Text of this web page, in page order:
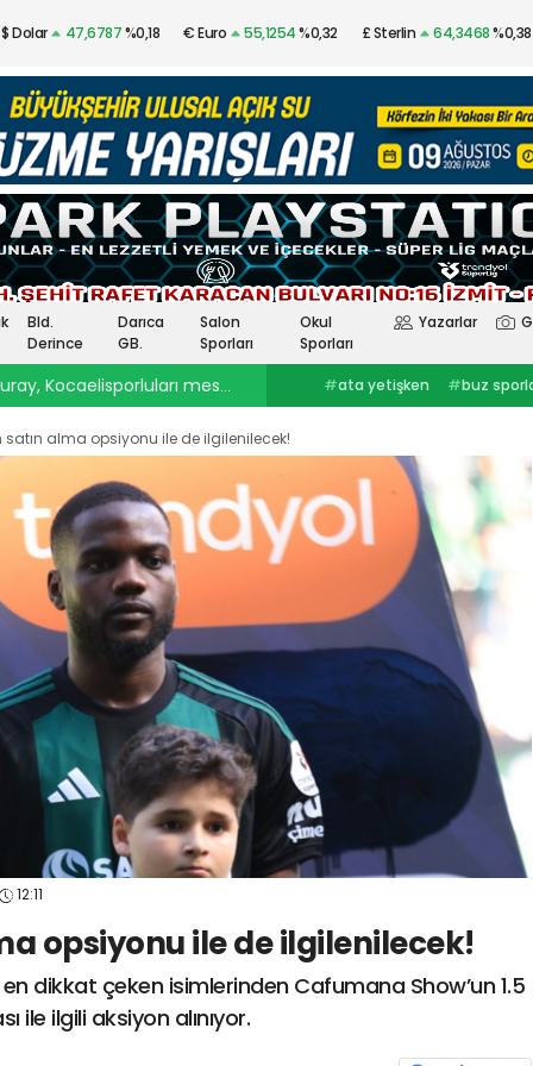
$ Dolar 47,6787%0,18 € Euro 55,1254%0,32 £ Sterlin 64,3468%0,38
Bld.
Derince
Darıca
GB.
Salon
Sporları
Okul
Sporları
Yazarlar
Kocaelisporluları mest etti Onurcan Piri: Kocaeli Stadı’nın atmosferini
#ata yetişken #buz sporlarıkocaelispor
haberleri
#göztepekocaelispor
#
selçuk inankağıtspor #
ibrahim
ercinkocaelispor
#hodri meydanFurkan
Smolcic #Kocaelispor haberleri
#Selçuk İnan
#Kocaelispor
#Kocaelispor #
Yalçın
# Enes Çinemre
# Serdar
# seka park
spor41
#
spor41
# kocaelispor
satın alma opsiyonu ile de ilgilenilecek!
12:11
opsiyonu ile de ilgilenilecek!
dikkat çeken isimlerinden Cafumana Show’un 1.5
ile ilgili aksiyon alınıyor.